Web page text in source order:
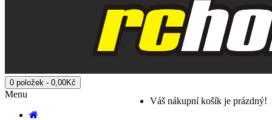
0 položek - 0,00Kč
Váš nákupní košík je prázdný!
Menu